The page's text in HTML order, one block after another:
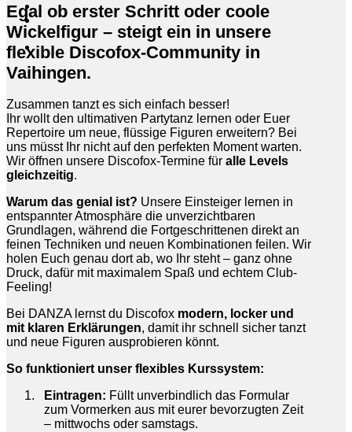
Egal ob erster Schritt oder coole
Wickelfigur – steigt ein in unsere
flexible Discofox-Community in
Vaihingen.
Zusammen tanzt es sich einfach besser!
Ihr wollt den ultimativen Partytanz lernen oder Euer
Repertoire um neue, flüssige Figuren erweitern? Bei
uns müsst Ihr nicht auf den perfekten Moment warten.
Wir öffnen unsere Discofox-Termine für alle Levels
gleichzeitig.
Warum das genial ist? Unsere Einsteiger lernen in
entspannter Atmosphäre die unverzichtbaren
Grundlagen, während die Fortgeschrittenen direkt an
feinen Techniken und neuen Kombinationen feilen. Wir
holen Euch genau dort ab, wo Ihr steht – ganz ohne
Druck, dafür mit maximalem Spaß und echtem Club-
Feeling!
Bei DANZA lernst du Discofox modern, locker und
mit klaren Erklärungen, damit ihr schnell sicher tanzt
und neue Figuren ausprobieren könnt.
So funktioniert unser flexibles Kurssystem:
Eintragen: Füllt unverbindlich das Formular
zum Vormerken aus mit eurer bevorzugten Zeit
– mittwochs oder samstags.